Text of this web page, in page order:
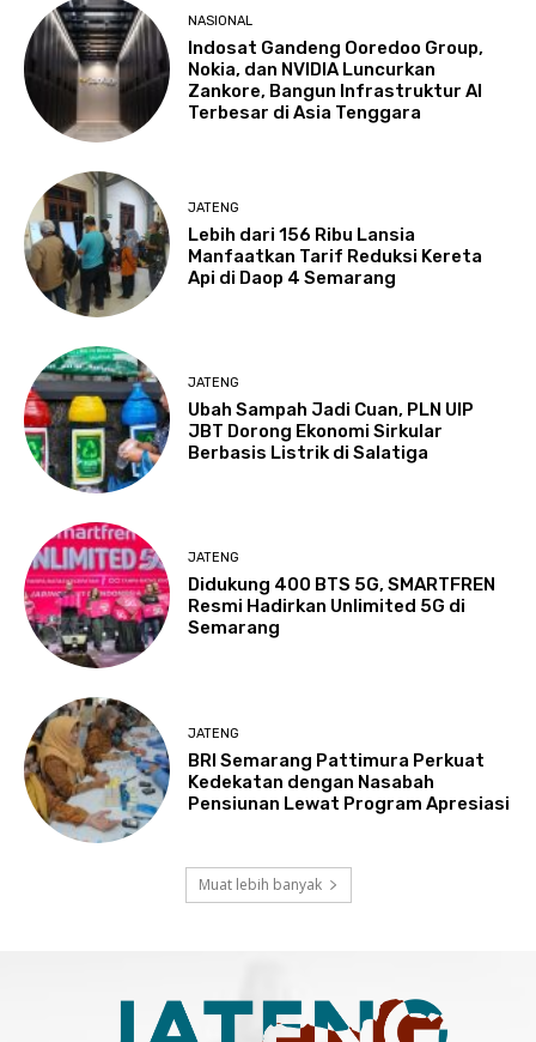
NASIONAL
Indosat Gandeng Ooredoo Group,
Nokia, dan NVIDIA Luncurkan
Zankore, Bangun Infrastruktur AI
Terbesar di Asia Tenggara
JATENG
Lebih dari 156 Ribu Lansia
Manfaatkan Tarif Reduksi Kereta
Api di Daop 4 Semarang
JATENG
Ubah Sampah Jadi Cuan, PLN UIP
JBT Dorong Ekonomi Sirkular
Berbasis Listrik di Salatiga
JATENG
Didukung 400 BTS 5G, SMARTFREN
Resmi Hadirkan Unlimited 5G di
Semarang
JATENG
BRI Semarang Pattimura Perkuat
Kedekatan dengan Nasabah
Pensiunan Lewat Program Apresiasi
Muat lebih banyak